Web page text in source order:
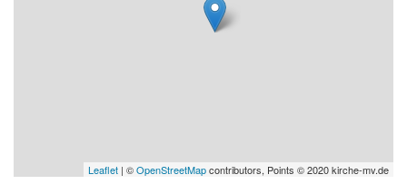
Leaflet | ©OpenStreetMapcontributors, Points © 2020 kirche-mv.de